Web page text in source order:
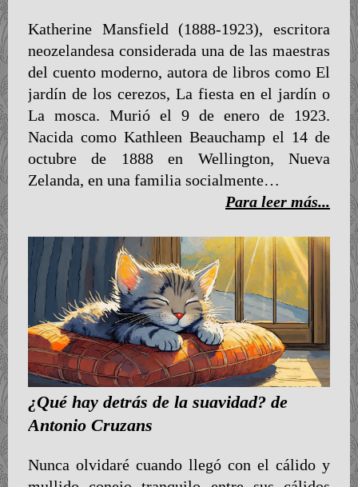
Katherine Mansfield (1888-1923), escritora
neozelandesa considerada una de las maestras
del cuento moderno, autora de libros como El
jardín de los cerezos, La fiesta en el jardín o
La mosca. Murió el 9 de enero de 1923.
Nacida como Kathleen Beauchamp el 14 de
octubre de 1888 en Wellington, Nueva
Zelanda, en una familia socialmente…
Para leer más...
¿Qué hay detrás de la suavidad? de
Antonio Cruzans
Nunca olvidaré cuando llegó con el cálido y